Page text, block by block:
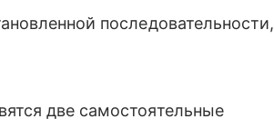
последовательности,
две самостоятельные